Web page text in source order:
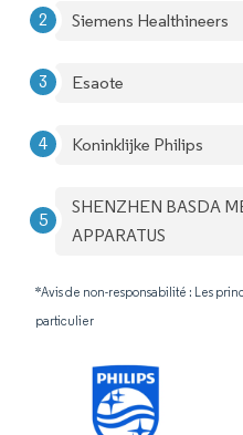
Siemens Healthineers
Esaote
Koninklijke Philips
SHENZHEN BASDA
APPARATUS
*Avis de non-responsabilité : Les
particulier